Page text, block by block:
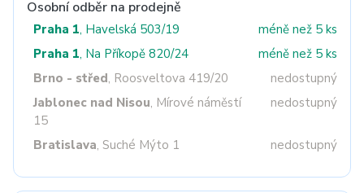
Osobní odběr na prodejně
Praha 1, Havelská 503/19
méně než 5 ks
Praha 1, Na Příkopě 820/24
méně než 5 ks
Brno - střed, Roosveltova 419/20
nedostupný
Jablonec nad Nisou, Mírové náměstí
15
nedostupný
Bratislava, Suché Mýto 1 nedostupný